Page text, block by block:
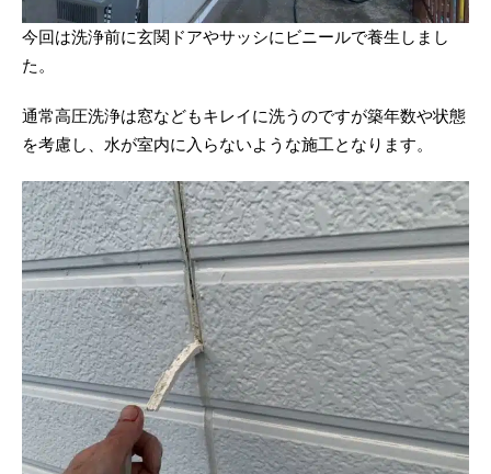
今回は洗浄前に玄関ドアやサッシにビニールで養生しまし
た。
通常高圧洗浄は窓などもキレイに洗うのですが築年数や状態
を考慮し、水が室内に入らないような施工となります。